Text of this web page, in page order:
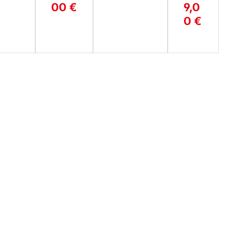
0
00 €
TTF
K
9,0
0 €